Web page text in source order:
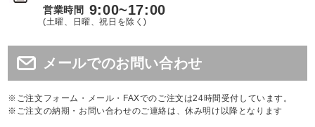
営業時間 9:00~17:00
(土曜、日曜、祝日を除く)
メールでのお問い合わせ
※ご注文フォーム・メール・FAXでのご注文は24時間受付しています。
※ご注文の納期・お問い合わせのご連絡は、休み明け以降となります